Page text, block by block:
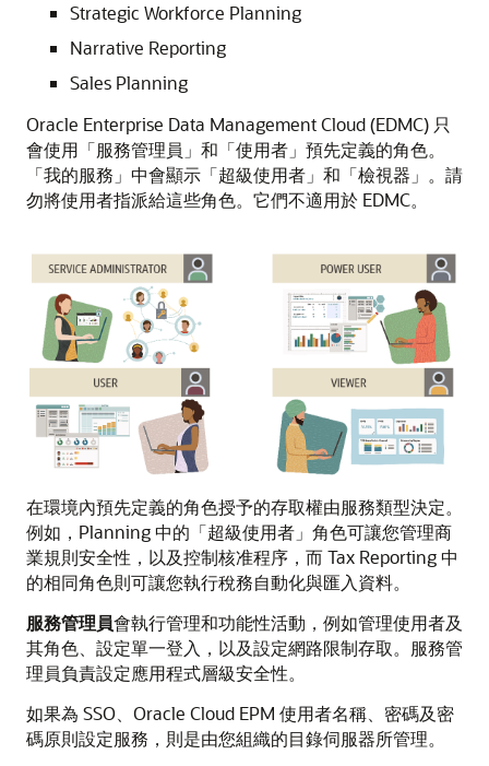
Strategic Workforce Planning
Narrative Reporting
Sales Planning
Oracle Enterprise Data Management Cloud (EDMC) 只
會使用「服務管理員」和「使用者」預先定義的角色。
「我的服務」中會顯示「超級使用者」和「檢視器」。請
勿將使用者指派給這些角色。它們不適用於 EDMC。
在環境內預先定義的角色授予的存取權由服務類型決定。
例如，Planning 中的「超級使用者」角色可讓您管理商
業規則安全性，以及控制核准程序，而 Tax Reporting 中
的相同角色則可讓您執行稅務自動化與匯入資料。
服務管理員會執行管理和功能性活動，例如管理使用者及
其角色、設定單一登入，以及設定網路限制存取。服務管
理員負責設定應用程式層級安全性。
如果為 SSO、Oracle Cloud EPM 使用者名稱、密碼及密
碼原則設定服務，則是由您組織的目錄伺服器所管理。